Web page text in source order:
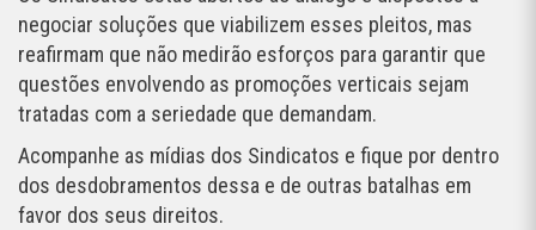
negociar soluções que viabilizem esses pleitos, mas
reafirmam que não medirão esforços para garantir que
questões envolvendo as promoções verticais sejam
tratadas com a seriedade que demandam.
Acompanhe as mídias dos Sindicatos e fique por dentro
dos desdobramentos dessa e de outras batalhas em
favor dos seus direitos.